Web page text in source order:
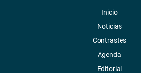
Inicio
Noticias
Contrastes
Agenda
Editorial